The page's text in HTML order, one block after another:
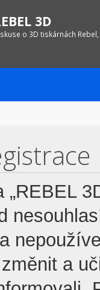
3D
o 3D tiskárnách
a